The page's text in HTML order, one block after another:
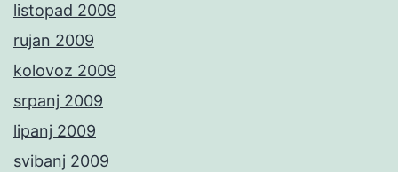
listopad 2009
rujan 2009
kolovoz 2009
srpanj 2009
lipanj 2009
svibanj 2009